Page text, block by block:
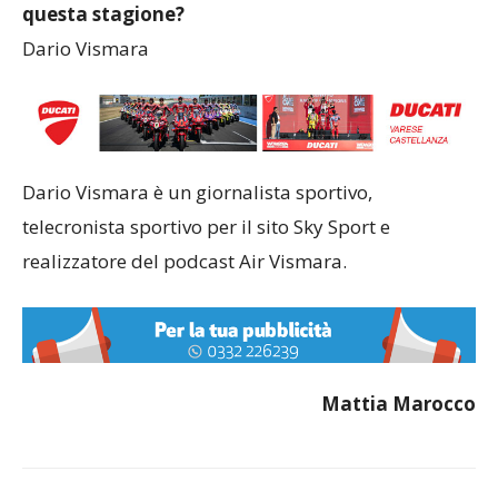
questa stagione?
Dario Vismara
Dario Vismara è un giornalista sportivo,
telecronista sportivo per il sito Sky Sport e
realizzatore del podcast Air Vismara.
Mattia Marocco